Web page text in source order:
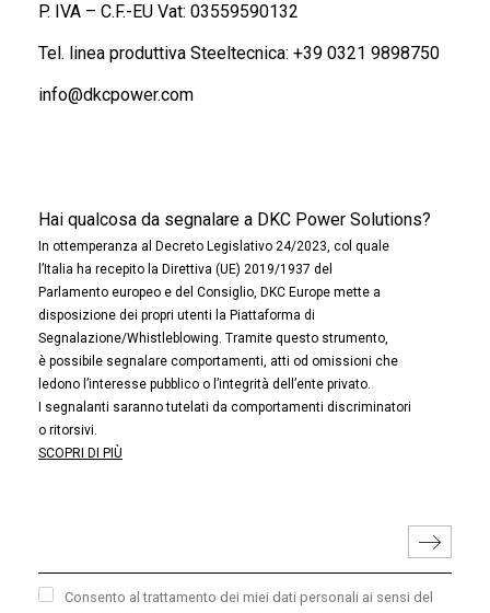
P. IVA – C.F.-EU Vat: 03559590132
Tel. linea produttiva Steeltecnica: +39 0321 9898750
info@dkcpower.com
Hai qualcosa da segnalare a DKC Power Solutions?
In ottemperanza al Decreto Legislativo 24/2023, col quale
l’Italia ha recepito la Direttiva (UE) 2019/1937 del
Parlamento europeo e del Consiglio, DKC Europe mette a
disposizione dei propri utenti la Piattaforma di
Segnalazione/Whistleblowing. Tramite questo strumento,
è possibile segnalare comportamenti, atti od omissioni che
ledono l’interesse pubblico o l’integrità dell’ente privato.
I segnalanti saranno tutelati da comportamenti discriminatori
o ritorsivi.
SCOPRI DI PIÙ
Consento al trattamento dei miei dati personali ai sensi del